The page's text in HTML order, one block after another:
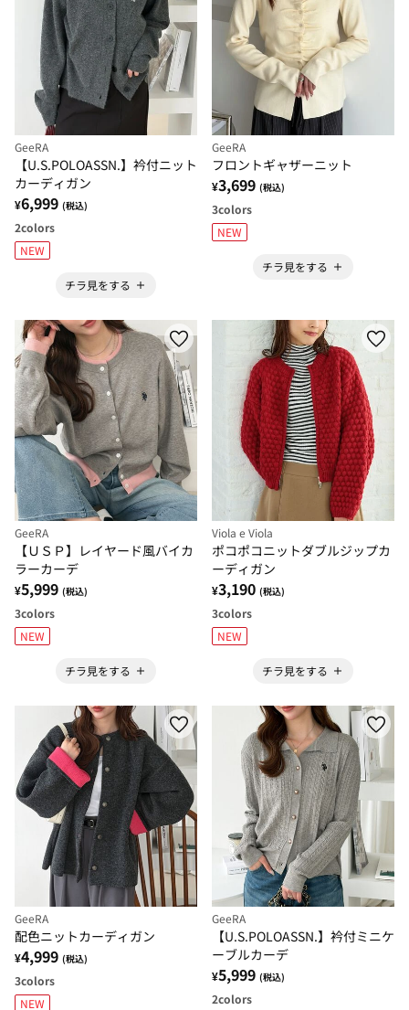
GeeRA
【U.S.POLOASSN.】衿付ニット
カーディガン
¥6,999 (税込)
2colors
NEW
チラ見をする
GeeRA
フロントギャザーニット
¥3,699 (税込)
3colors
NEW
チラ見をする
GeeRA
【ＵＳＰ】レイヤード風バイカ
ラーカーデ
¥5,999 (税込)
3colors
NEW
チラ見をする
Viola e Viola
ポコポコニットダブルジップカ
ーディガン
¥3,190 (税込)
3colors
NEW
チラ見をする
GeeRA
配色ニットカーディガン
¥4,999 (税込)
3colors
NEW
GeeRA
【U.S.POLOASSN.】衿付ミニケ
ーブルカーデ
¥5,999 (税込)
2colors